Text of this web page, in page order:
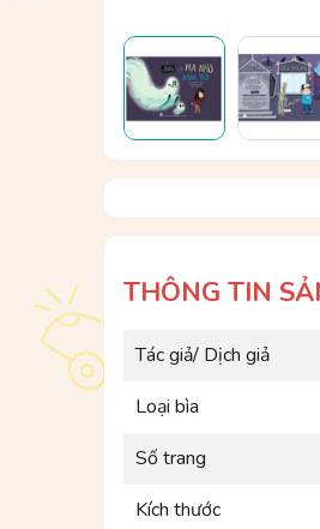
THÔNG TIN
Tác giả/ Dịch giả
Loại bìa
Số trang
Kích thước